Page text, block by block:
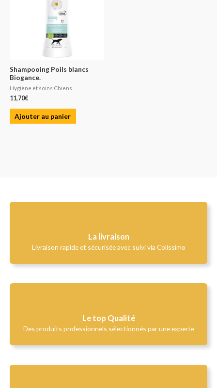
Shampooing Poils blancs
Biogance.
Hygiène et soins Chiens
11,70€
Ajouter au panier
La livraison
Livraison rapide et sécurisée avec suivi via Colissimo
Le top Qualité​
Des produits professionnels sélectionnés par une experte